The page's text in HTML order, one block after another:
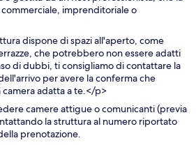
imprenditoriale o
dispone di spazi all'aperto, come
che potrebbero non essere adatti
di dubbi, ti consigliamo di contattare la
per avere la conferma che
adatta a te.</p>
camere attigue o comunicanti (previa
la struttura al numero riportato
prenotazione.